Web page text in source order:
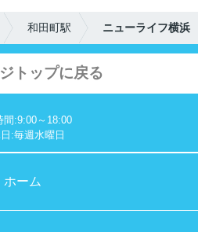
和田町駅 ニューライフ横浜
トップに戻る
間:9:00～18:00
:毎週水曜日
ホーム